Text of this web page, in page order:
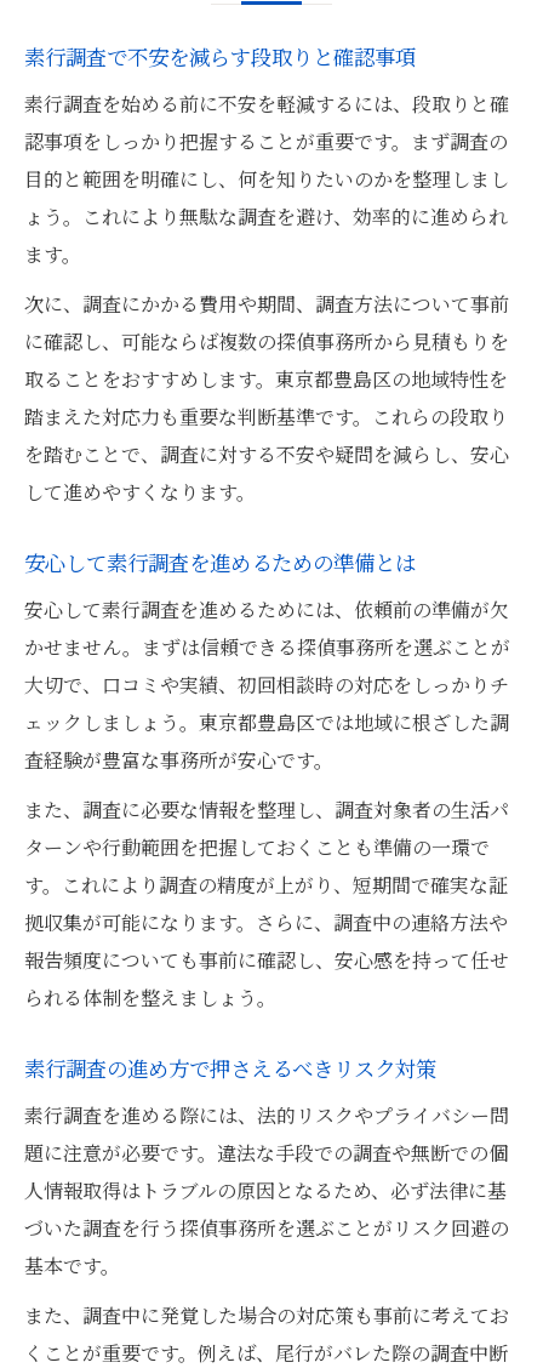
素行調査で不安を減らす段取りと確認事項
素行調査を始める前に不安を軽減するには、段取りと確
認事項をしっかり把握することが重要です。まず調査の
目的と範囲を明確にし、何を知りたいのかを整理しまし
ょう。これにより無駄な調査を避け、効率的に進められ
ます。
次に、調査にかかる費用や期間、調査方法について事前
に確認し、可能ならば複数の探偵事務所から見積もりを
取ることをおすすめします。東京都豊島区の地域特性を
踏まえた対応力も重要な判断基準です。これらの段取り
を踏むことで、調査に対する不安や疑問を減らし、安心
して進めやすくなります。
安心して素行調査を進めるための準備とは
安心して素行調査を進めるためには、依頼前の準備が欠
かせません。まずは信頼できる探偵事務所を選ぶことが
大切で、口コミや実績、初回相談時の対応をしっかりチ
ェックしましょう。東京都豊島区では地域に根ざした調
査経験が豊富な事務所が安心です。
また、調査に必要な情報を整理し、調査対象者の生活パ
ターンや行動範囲を把握しておくことも準備の一環で
す。これにより調査の精度が上がり、短期間で確実な証
拠収集が可能になります。さらに、調査中の連絡方法や
報告頻度についても事前に確認し、安心感を持って任せ
られる体制を整えましょう。
素行調査の進め方で押さえるべきリスク対策
素行調査を進める際には、法的リスクやプライバシー問
題に注意が必要です。違法な手段での調査や無断での個
人情報取得はトラブルの原因となるため、必ず法律に基
づいた調査を行う探偵事務所を選ぶことがリスク回避の
基本です。
また、調査中に発覚した場合の対応策も事前に考えてお
くことが重要です。例えば、尾行がバレた際の調査中断